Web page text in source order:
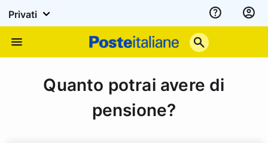
Privati
Assistenza
Italiane
Quanto potrai avere di
pensione?